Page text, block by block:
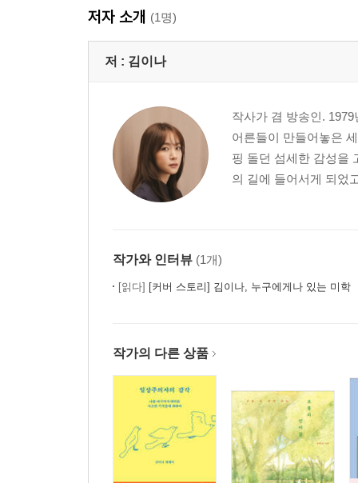
Part 02. 감정의 언어
“감정, 누르지 않고 자연스레 곁에 두기”
부끄럽다 : 매력을 유지하는 사람들의 공통점
찬란하다 : 각기 다른 기억을 끄집어내는 말
슬프다. 서럽다. 서글프다 : 아프고, 괴롭고, 외로운
# 마음을 방치하지 말아달라는 혼잣말
묻다. 품다 : 차마 어쩌지 못해 내리는 결정
외롭다 : 오롯이 내게만 집중할 수 있는 시간
간지럽다 : 알다가도 모를 기괴한 행복감
Part 03. 자존감의 언어
“약해졌을 때는 잠깐 쉬었다 갈 것”
성숙 : 애어른이 자라서 어른아이가 되는 아이러니
# 나이 든다는 것
꿈 : 꼭 이루지 않아도 충분히 행복한 것
저자 소개 (1명)
저 : 김이나
작사가 겸 방송인.
어른들이 만들어놓은
핑 돌던 섬세한 감성을
의 길에 들어서게 되었
작가와 인터뷰 (1개)
[읽다] [커버 스토리] 김이나, 누구에게나 있는 미학
작가의 다른 상품